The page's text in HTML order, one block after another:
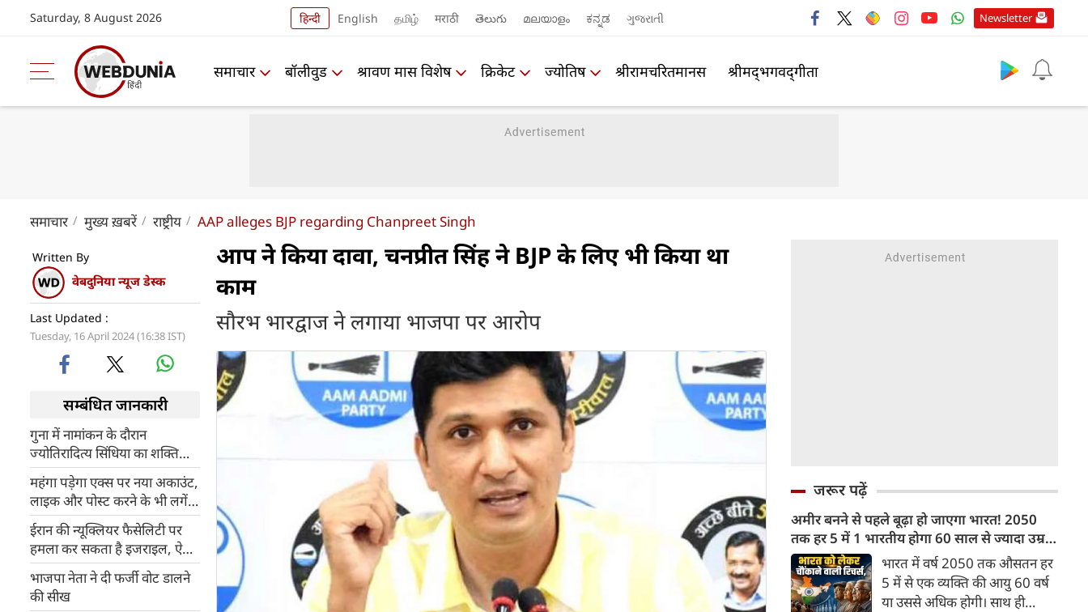
Saturday, 8 August 2026 हिन्दी English தமிழ் मराठी తెలుగు മലയാളം ಕನ್ನಡ ગુજરાતી Newsletter
समाचार बॉलीवुड श्रावण मास विशेष क्रिकेट ज्योतिष श्रीरामचरितमानस श्रीमद्‍भगवद्‍गीता
समाचार मुख्य ख़बरें राष्ट्रीय AAP alleges BJP regarding Chanpreet Singh
Written By
वेबदुनिया न्यूज डेस्क
Last Updated :
Tuesday, 16 April 2024 (16:38 IST)
सम्बंधित जानकारी
गुना में नामांकन के दौरान
ज्योतिरादित्य सिंधिया का शक्ति
प्रदर्शन, बोले CM महाराज का देखा
जलवा
महंगा पड़ेगा एक्स पर नया अकाउंट,
लाइक और पोस्ट करने के भी लगेंगे
पैसे
ईरान की न्यूक्लियर फैसेलिटी पर
हमला कर सकता है इजराइल, ऐसा
हुआ तो दुनिया में शुरू हो जाएगी नई
जंग की शुरुआत
भाजपा नेता ने दी फर्जी वोट डालने
की सीख
आप ने किया दावा, चनप्रीत सिंह ने BJP के लिए भी किया था
काम
सौरभ भारद्वाज ने लगाया भाजपा पर आरोप
जरूर पढ़ें
अमीर बनने से पहले बूढ़ा हो जाएगा भारत! 2050
तक हर 5 में 1 भारतीय होगा 60 साल से ज्यादा उम्र
का
भारत में वर्ष 2050 तक औसतन हर
5 में से एक व्यक्ति की आयु 60 वर्ष
या उससे अधिक होगी। साथ ही